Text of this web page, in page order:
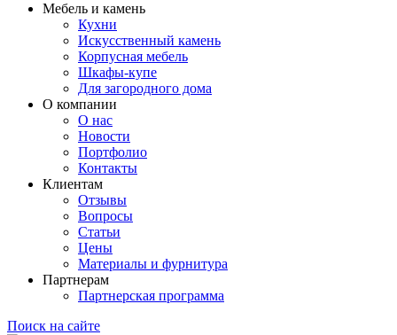
Мебель и камень
Кухни
Искусственный камень
Корпусная мебель
Шкафы-купе
Для загородного дома
О компании
О нас
Новости
Портфолио
Контакты
Клиентам
Отзывы
Вопросы
Статьи
Цены
Материалы и фурнитура
Партнерам
Партнерская программа
Поиск на сайте